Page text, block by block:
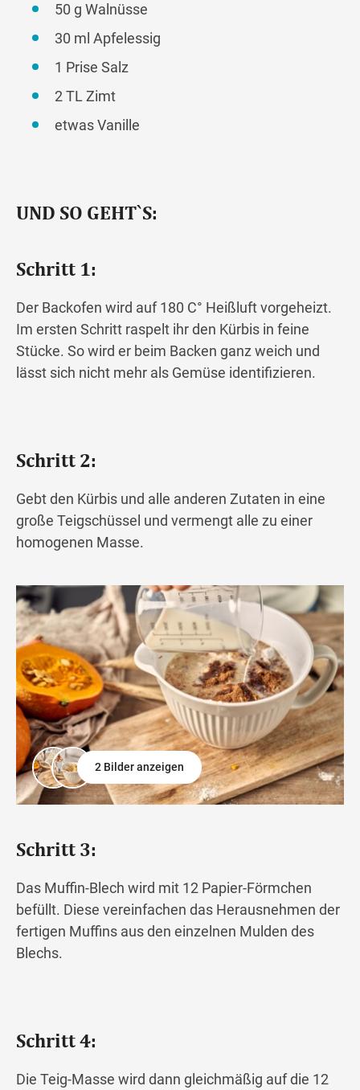
50 g Walnüsse
30 ml Apfelessig
1 Prise Salz
2 TL Zimt
etwas Vanille
UND SO GEHT`S:
Schritt 1:
Der Backofen wird auf 180 C° Heißluft vorgeheizt.
Im ersten Schritt raspelt ihr den Kürbis in feine
Stücke. So wird er beim Backen ganz weich und
lässt sich nicht mehr als Gemüse identifizieren.
Schritt 2:
Gebt den Kürbis und alle anderen Zutaten in eine
große Teigschüssel und vermengt alle zu einer
homogenen Masse.
2 Bilder anzeigen
Schritt 3:
Das Muffin-Blech wird mit 12 Papier-Förmchen
befüllt. Diese vereinfachen das Herausnehmen der
fertigen Muffins aus den einzelnen Mulden des
Blechs.
Schritt 4:
Die Teig-Masse wird dann gleichmäßig auf die 12